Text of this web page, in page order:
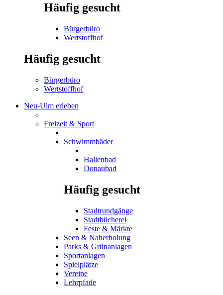
Häufig gesucht
Bürgerbüro
Wertstoffhof
Häufig gesucht
Bürgerbüro
Wertstoffhof
Neu-Ulm erleben
Freizeit & Sport
Schwimmbäder
Hallenbad
Donaubad
Häufig gesucht
Stadtrundgänge
Stadtbücherei
Feste & Märkte
Seen & Naherholung
Parks & Grünanlagen
Sportanlagen
Spielplätze
Vereine
Lehrpfade